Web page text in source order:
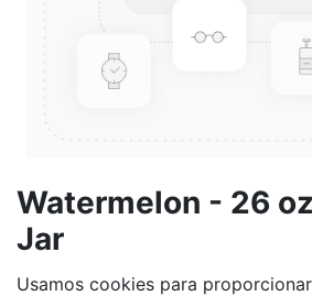
Watermelon - 26
Jar
(0 reseña)
Usamos cookies para